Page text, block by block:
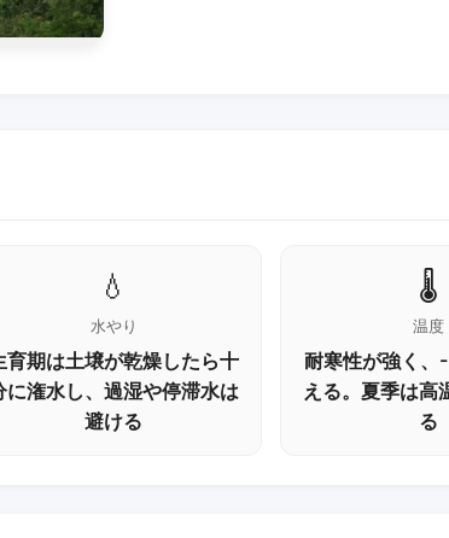
💧
水やり
育期は土壌が乾燥したら十
に潅水し、過湿や停滞水は
避ける
🌡️
温度
耐寒性が強く
える。夏季は高
る